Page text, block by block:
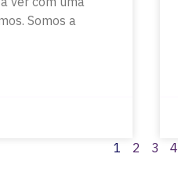
Somos a
1 2 3 4